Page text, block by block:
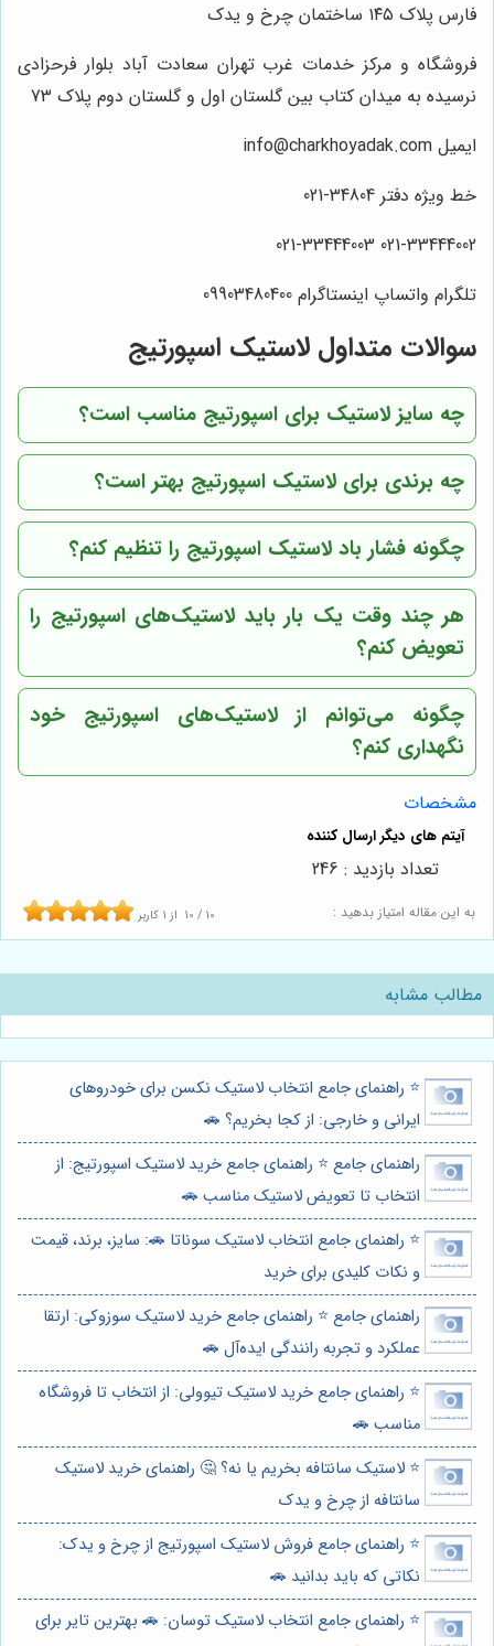
فارس پلاک ۱۴۵ ساختمان چرخ و یدک
فروشگاه و مرکز خدمات غرب تهران سعادت آباد بلوار فرحزادی
نرسیده به میدان کتاب بین گلستان اول و گلستان دوم پلاک 73
ایمیل info@charkhoyadak.com
خط ویژه دفتر 34804-021
021-33444002 021-33444003
تلگرام واتساپ اینستاگرام 09903480400
سوالات متداول لاستیک اسپورتیج
چه سایز لاستیک برای اسپورتیج مناسب است؟
چه برندی برای لاستیک اسپورتیج بهتر است؟
چگونه فشار باد لاستیک اسپورتیج را تنظیم کنم؟
هر چند وقت یک بار باید لاستیک‌های اسپورتیج را
تعویض کنم؟
چگونه می‌توانم از لاستیک‌های اسپورتیج خود
نگهداری کنم؟
مشخصات
به این مقاله امتیاز بدهید : 10 / 10 از 1 کاربر
تعداد بازدید : 246
مطالب مشابه
⭐️ راهنمای جامع انتخاب لاستیک نکسن برای خودروهای
ایرانی و خارجی: از کجا بخریم؟ 🚗
راهنمای جامع ⭐️ راهنمای جامع خرید لاستیک اسپورتیج: از
انتخاب تا تعویض لاستیک مناسب 🚗
⭐️ راهنمای جامع انتخاب لاستیک سوناتا 🚗: سایز، برند، قیمت
و نکات کلیدی برای خرید
راهنمای جامع ⭐️ راهنمای جامع خرید لاستیک سوزوکی: ارتقا
عملکرد و تجربه رانندگی ایده‌آل 🚗
⭐️ راهنمای جامع خرید لاستیک تیوولی: از انتخاب تا فروشگاه
مناسب 🚗
⭐️ لاستیک سانتافه بخریم یا نه؟ 🤔 راهنمای خرید لاستیک
سانتافه از چرخ و یدک
⭐️ راهنمای جامع فروش لاستیک اسپورتیج از چرخ و یدک:
نکاتی که باید بدانید 🚗
⭐️ راهنمای جامع انتخاب لاستیک توسان: 🚗 بهترین تایر برای